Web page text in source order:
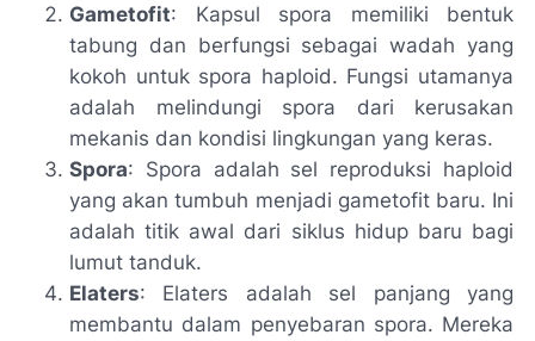
Gametofit: Kapsul spora memiliki bentuk
tabung dan berfungsi sebagai wadah yang
kokoh untuk spora haploid. Fungsi utamanya
adalah melindungi spora dari kerusakan
mekanis dan kondisi lingkungan yang keras.
Spora: Spora adalah sel reproduksi haploid
yang akan tumbuh menjadi gametofit baru. Ini
adalah titik awal dari siklus hidup baru bagi
lumut tanduk.
Elaters: Elaters adalah sel panjang yang
membantu dalam penyebaran spora. Mereka